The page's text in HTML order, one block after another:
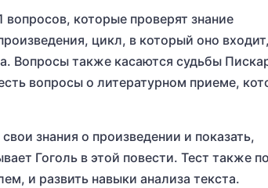
вопросов, которые проверят знание
цикл, в который оно
Вопросы также касаются судьбы
вопросы о литературном приеме,
знания о произведении и показать,
Гоголь в этой повести. Тест также
и развить навыки анализа текста.